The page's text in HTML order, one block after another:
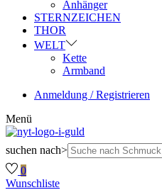
Anhänger
STERNZEICHEN
THOR
WELT
Kette
Armband
Anmeldung / Registrieren
Menü
suchen nach>
0
Wunschliste